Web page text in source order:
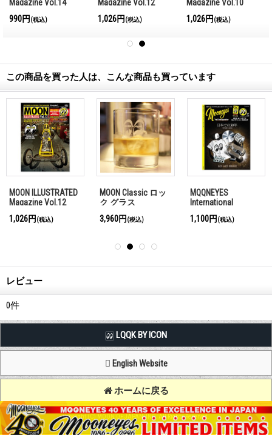
Magazine Vol.14
990円 (税込)
Magazine Vol.12
1,026円 (税込)
Magazine Vol.10
1,026円 (税込)
この商品を買った人は、こんな商品も買っています
MOON ILLUSTRATED
Magazine Vol.12
1,026円 (税込)
MOON Classic ロッ
ク グラス
3,960円 (税込)
MQQNEYES
International
2016
1,100円 (税込)
レビュー
0件
LQQK BY ICON
English Website
ホームに戻る
Copyright (C) MOON OF JAPAN, INC. All Rights Reserved.